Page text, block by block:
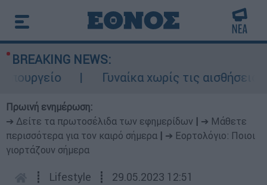
BREAKING NEWS:
Γυναίκα χωρίς τις αισθήσεις
Πρωινή ενημέρωση:
➔ Δείτε τα πρωτοσέλιδα των εφημερίδων
➔ Μάθετε
περισσότερα για τον καιρό σήμερα
➔ Εορτολόγιο: Ποιοι
γιορτάζουν σήμερα
┋ Lifestyle ┋ 29.05.2023 12:51